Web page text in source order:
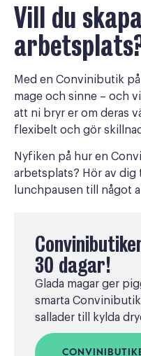
Vill du
Med en Convinibutik
mage och sinne – och
att ni bryr er om deras
flexibelt och gör
Nyfiken på hur en
arbetsplats? Hör av dig
lunchpausen till något
30 dagar!
Glada magar ger
smarta
sallader till kylda